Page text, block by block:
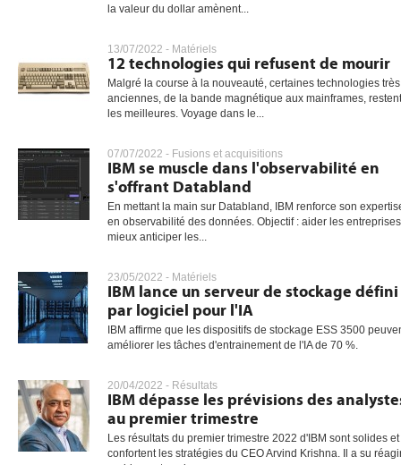
la valeur du dollar amènent...
13/07/2022 - Matériels
12 technologies qui refusent de mourir
Malgré la course à la nouveauté, certaines technologies très
anciennes, de la bande magnétique aux mainframes, restent
les meilleures. Voyage dans le...
07/07/2022 - Fusions et acquisitions
IBM se muscle dans l'observabilité en
s'offrant Databland
En mettant la main sur Databland, IBM renforce son
en observabilité des données. Objectif : aider les
mieux anticiper les...
23/05/2022 - Matériels
IBM lance un serveur de stockage défini
par logiciel pour l'IA
IBM affirme que les dispositifs de stockage ESS 3500
améliorer les tâches d'entrainement de l'IA de 70 %.
20/04/2022 - Résultats
IBM dépasse les prévisions des
au premier trimestre
Les résultats du premier trimestre 2022 d'IBM sont solides et
confortent les stratégies du CEO Arvind Krishna. Il a su